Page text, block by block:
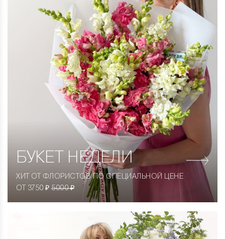
БУКЕТ НЕДЕЛИ
ХИТ ОТ ФЛОРИСТОВ ПО СПЕЦИАЛЬНОЙ ЦЕНЕ
ОТ 3750 ₽ 5000 ₽